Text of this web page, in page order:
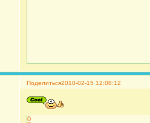
Поделиться2010-02-15 12:08:12
0